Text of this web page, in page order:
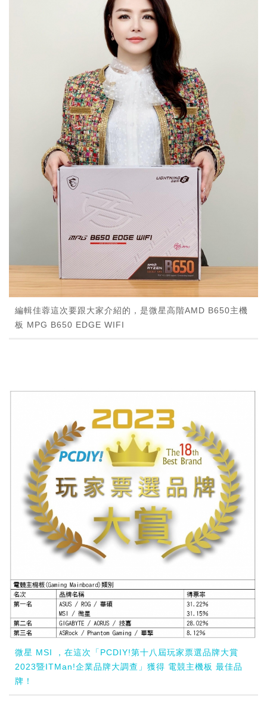
編輯佳蓉這次要跟大家介紹的，是微星高階AMD B650主機
板 MPG B650 EDGE WIFI
微星 MSI ，在這次「PCDIY!第十八屆玩家票選品牌大賞
2023暨ITMan!企業品牌大調查」獲得 電競主機板 最佳品
牌！